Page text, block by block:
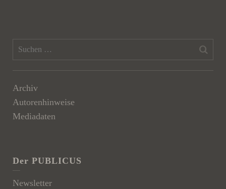
Archiv
Autorenhinweise
Mediadaten
Der PUBLICUS
Newsletter